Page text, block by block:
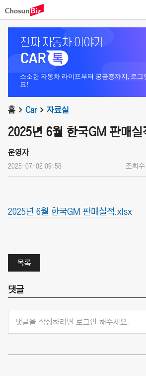
소소한 자동차 라이프부터 궁금증까지, 로그
요!
홈 Car 자료실
2025년 6월 한국GM 판매실
운영자
2025-07-02 09:58 조회수
2025년 6월 한국GM 판매실적.xlsx
목록
댓글
댓글을 작성하려면 로그인 해주세요.